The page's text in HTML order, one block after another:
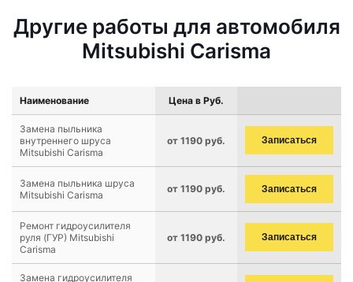
Другие работы для автомобиля
Mitsubishi Carisma
Наименование Цена в Руб.
Замена пыльника
внутреннего шруса
Mitsubishi Carisma
от 1190 руб. Записаться
Замена пыльника шруса
Mitsubishi Carisma
от 1190 руб. Записаться
Ремонт гидроусилителя
руля (ГУР) Mitsubishi
Carisma
от 1190 руб. Записаться
Замена гидроусилителя